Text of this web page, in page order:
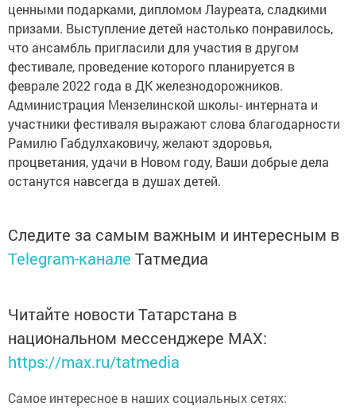
ценными подарками, дипломом Лауреата, сладкими
призами. Выступление детей настолько понравилось,
что ансамбль пригласили для участия в другом
фестивале, проведение которого планируется в
феврале 2022 года в ДК железнодорожников.
Администрация Мензелинской школы- интерната и
участники фестиваля выражают слова благодарности
Рамилю Габдулхаковичу, желают здоровья,
процветания, удачи в Новом году, Ваши добрые дела
останутся навсегда в душах детей.
Следите за самым важным и интересным в
Telegram-канале Татмедиа
Читайте новости Татарстана в
национальном мессенджере MАХ:
https://max.ru/tatmedia
Самое интересное в наших социальных сетях: